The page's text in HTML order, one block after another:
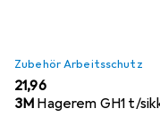
Zubehör Arbeitsschutz
EUR
21,96
3M Hagerem GH1 t/